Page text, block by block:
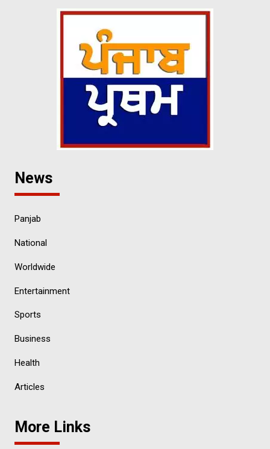
News
Panjab
National
Worldwide
Entertainment
Sports
Business
Health
Articles
More Links